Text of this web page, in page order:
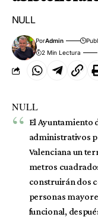
NULL
PorAdmin
2 Min Lectura
NULL
El Ayuntamiento
administrativos
Valenciana un
metros
construirán dos
personas
funcional,